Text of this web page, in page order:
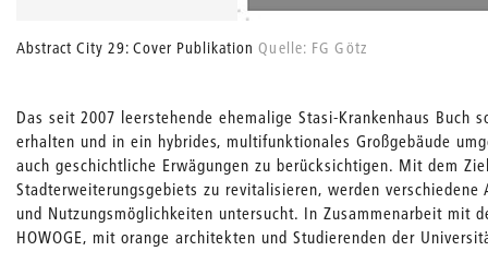
Abstract City 29: Cover Publikation Quelle: FG Götz
Das seit 2007 leerstehende ehemalige Stasi-Krankenhaus Buch
erhalten und in ein hybrides, multifunktionales Großgebäude
auch geschichtliche Erwägungen zu berücksichtigen. Mit dem
Stadterweiterungsgebiets zu revitalisieren, werden verschiedene
und Nutzungsmöglichkeiten untersucht. In Zusammenarbeit mit
HOWOGE, mit orange architekten und Studierenden der